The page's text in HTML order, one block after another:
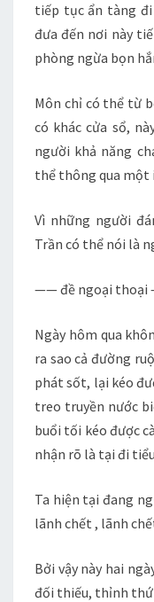
tiếp tục ẩn tàng đi
đưa đến nơi này
phòng ngừa bọn
Môn chỉ có thể từ
có khác cửa sổ,
người khả năng
thể thông qua một
Vì những người
Trần có thể nói là
—— đề ngoại
Ngày hôm qua
ra sao cả đường
phát sốt, lại kéo
treo truyền nước
buổi tối kéo được
nhận rõ là tại đi
Ta hiện tại đang
lãnh chết , lãnh
Bởi vậy này hai
đối thiếu, thỉnh